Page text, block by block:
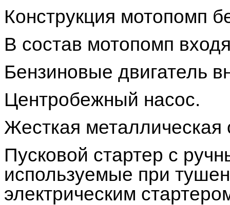
Конструкция мотопомп
В состав мотопомп
Бензиновые двигатель
Центробежный насос.
Жесткая
Пусковой стартер с
используемые при
электрическим